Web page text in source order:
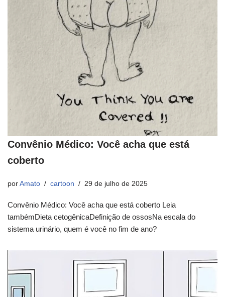
Convênio Médico: Você acha que está
coberto
por Amato cartoon 29 de julho de 2025
Convênio Médico: Você acha que está coberto Leia
tambémDieta cetogênicaDefinição de ossosNa escala do
sistema urinário, quem é você no fim de ano?